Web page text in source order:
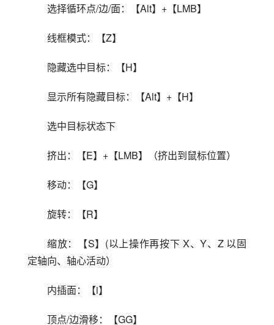
选择循环点/边/面：【Alt】+【LMB】
线框模式：【Z】
隐藏选中目标：【H】
显示所有隐藏目标：【Alt】+【H】
选中目标状态下
挤出：【E】+【LMB】（挤出到鼠标位置）
移动：【G】
旋转：【R】
缩放：【S】(以上操作再按下 X、Y、Z 以固
定轴向、轴心活动）
内插面：【i】
顶点/边滑移：【GG】